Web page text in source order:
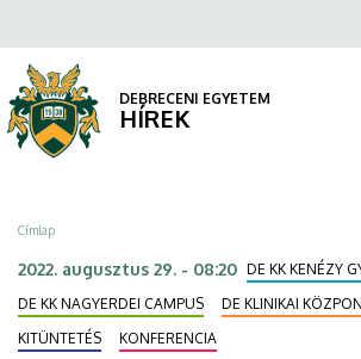
szakdolgozók
|
DEBRECENI
EGYETEM
a
tartalomra
DEBRECENI EGYETEM
HÍREK
Morzsa
Címlap
2022. augusztus 29. - 08:20 DE KK KENÉZY
DE KK NAGYERDEI CAMPUS
DE KLINIKAI
KITÜNTETÉS
KONFERENCIA